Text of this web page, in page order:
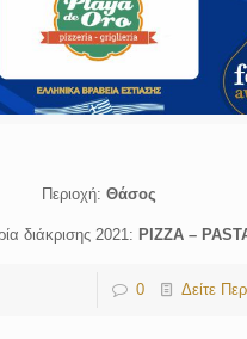
Περιοχή: Θάσος
διάκρισης 2021: PIZZA –
0 Δείτε